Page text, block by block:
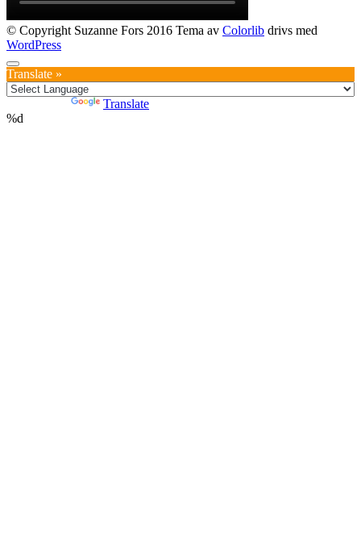
© Copyright Suzanne Fors 2016 Tema av Colorlib drivs med
WordPress
Translate »
Translate
%d